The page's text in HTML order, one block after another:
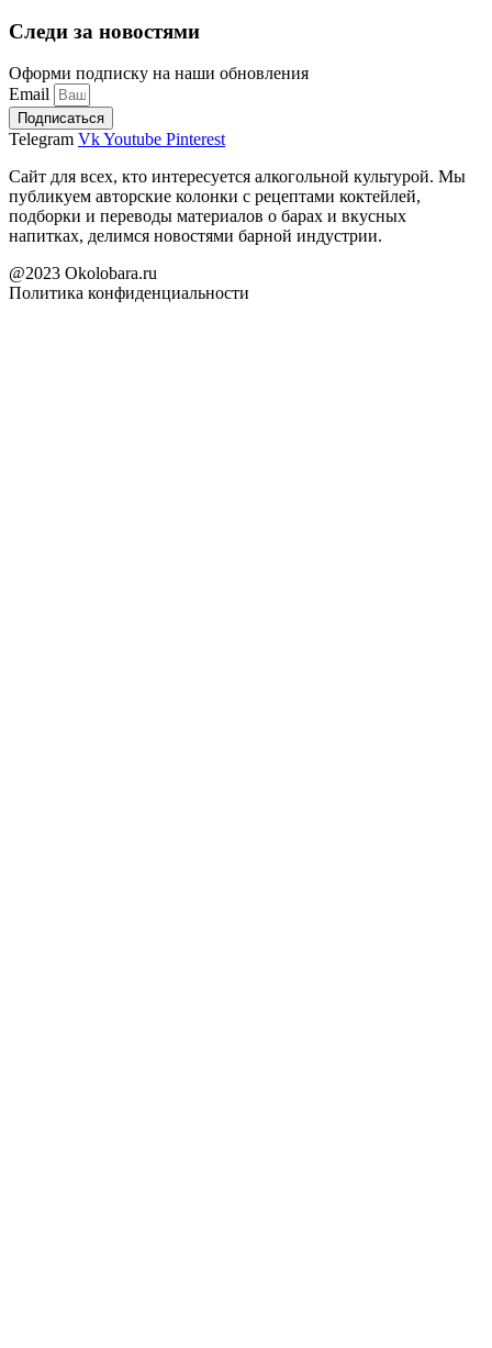
Следи за новостями
Оформи подписку на наши обновления
Email
Подписаться
Telegram VkYoutube Pinterest
Сайт для всех, кто интересуется алкогольной культурой. Мы
публикуем авторские колонки с рецептами коктейлей,
подборки и переводы материалов о барах и вкусных
напитках, делимся новостями барной индустрии.
@2023 Okolobara.ru
Политика конфиденциальности